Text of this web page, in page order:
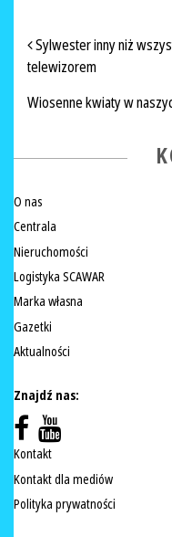
NAWIGACJA
Sylwester inny niż
telewizorem
Wiosenne kwiaty w
O nas
Centrala
Nieruchomości
Logistyka SCAWAR
Marka własna
Gazetki
Aktualności
Znajdź nas:
Kontakt
Kontakt dla mediów
Polityka prywatności